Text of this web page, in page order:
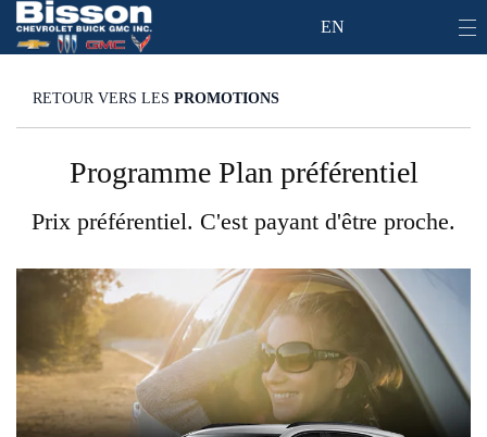
EN
RETOUR VERS LES PROMOTIONS
Programme Plan préférentiel
Prix préférentiel. C'est payant d'être proche.